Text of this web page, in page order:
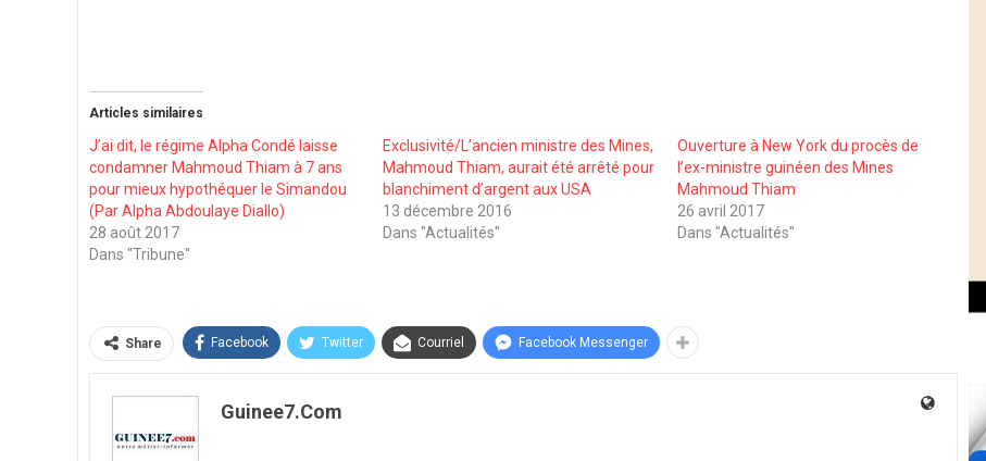
Articles similaires
J’ai dit, le régime Alpha Condé laisse
condamner Mahmoud Thiam à 7 ans
pour mieux hypothéquer le Simandou
(Par Alpha Abdoulaye Diallo)
28 août 2017
Dans "Tribune"
Exclusivité/L’ancien ministre des Mines,
Mahmoud Thiam, aurait été arrêté pour
blanchiment d’argent aux USA
13 décembre 2016
Dans "Actualités"
Ouverture à New York du procès de
l’ex-ministre guinéen des Mines
Mahmoud Thiam
26 avril 2017
Dans "Actualités"
Share Facebook Twitter Courriel Facebook Messenger
Guinee7.com